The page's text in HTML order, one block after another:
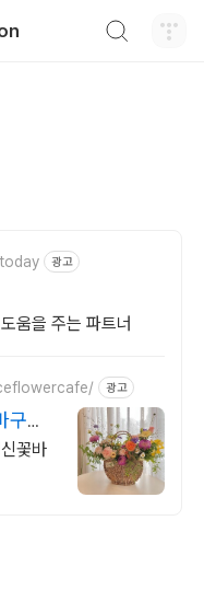
광고
움을 주는 파트너
광고
니
꽃바